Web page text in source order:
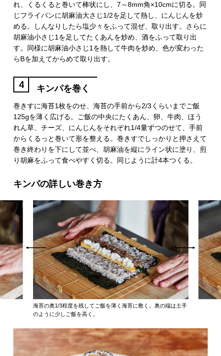
れ、くるくると巻いて棒状にし、7～8mm角×10cmに切る。同
じフライパンに胡麻油大さじ1/2を足して熱し、にんじんを炒
める。しんなりしたら塩少々をふって混ぜ、取り出す。さらに
胡麻油小さじ1を足してたくあんを炒め、酒をふって取り出
す。同様に胡麻油小さじ1を熱して牛肉を炒め、色が変わった
らBを加えてからめて取り出す。
4 キンパを巻く
巻きすに海苔1枚をのせ、海苔の手前から2/3くらいまでご飯
125gを薄く広げる。ご飯の中央にたくあん、卵、牛肉、ほう
れん草、チーズ、にんじんをそれぞれ1/4量ずつのせて、手前
からくるっと巻いて形を整える。巻きすでしっかりと押さえて
巻き終わりを下にして並べ、胡麻油を縦にライン状に塗り、煎
り胡麻をふって食べやすく切る。同じように計4本つくる。
キンパの詳しい巻き方
海苔の奥1/3程度を残してご飯を薄く海苔に敷く。奥の端は土手
のように少しご飯を高く。